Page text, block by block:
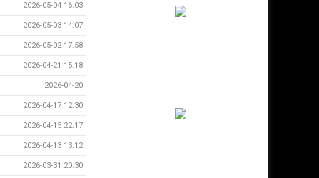
2026-05-04 16:03
2026-05-03 14:07
2026-05-02 17:58
2026-04-21 15:18
2026-04-20
2026-04-17 12:30
2026-04-15 22:17
2026-04-13 13:12
2026-03-31 20:30